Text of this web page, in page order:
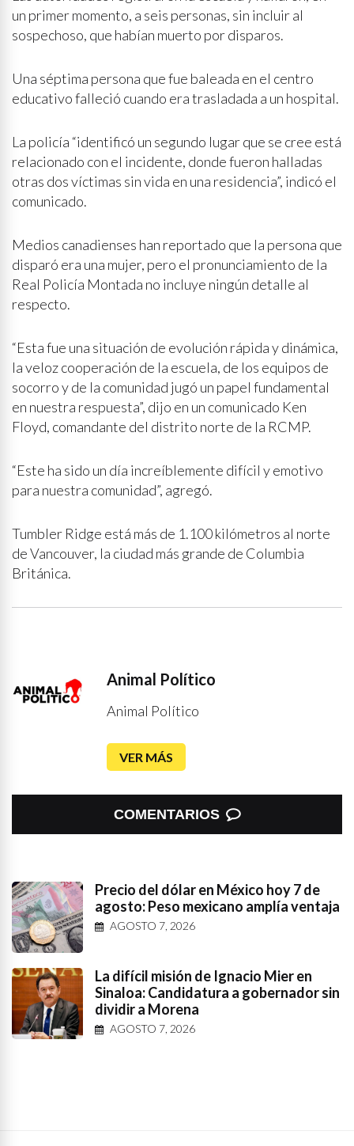
un primer momento, a seis personas, sin incluir al
sospechoso, que habían muerto por disparos.
Una séptima persona que fue baleada en el centro
educativo falleció cuando era trasladada a un hospital.
La policía “identificó un segundo lugar que se cree está
relacionado con el incidente, donde fueron halladas
otras dos víctimas sin vida en una residencia”, indicó el
comunicado.
Medios canadienses han reportado que la persona que
disparó era una mujer, pero el pronunciamiento de la
Real Policía Montada no incluye ningún detalle al
respecto.
“Esta fue una situación de evolución rápida y dinámica,
la veloz cooperación de la escuela, de los equipos de
socorro y de la comunidad jugó un papel fundamental
en nuestra respuesta”, dijo en un comunicado Ken
Floyd, comandante del distrito norte de la RCMP.
“Este ha sido un día increíblemente difícil y emotivo
para nuestra comunidad”, agregó.
Tumbler Ridge está más de 1.100 kilómetros al norte
de Vancouver, la ciudad más grande de Columbia
Británica.
Animal Político
Animal Político
VER MÁS
COMENTARIOS
Precio del dólar en México hoy 7 de
agosto: Peso mexicano amplía ventaja
AGOSTO 7, 2026
La difícil misión de Ignacio Mier en
Sinaloa: Candidatura a gobernador sin
dividir a Morena
AGOSTO 7, 2026